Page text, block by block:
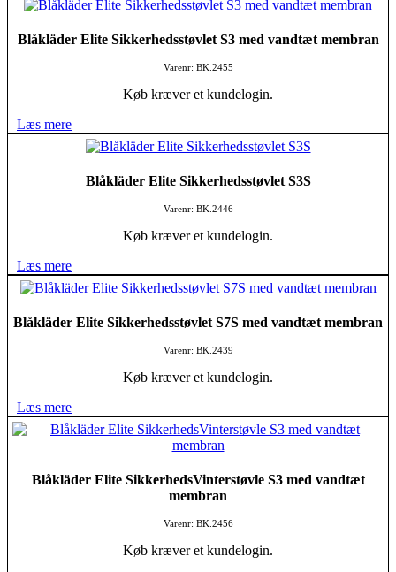
Blåkläder Elite Sikkerhedsstøvlet S3 med vandtæt membran
Varenr: BK.2455
Køb kræver et kundelogin.
Læs mere
Blåkläder Elite Sikkerhedsstøvlet S3S
Varenr: BK.2446
Køb kræver et kundelogin.
Læs mere
Blåkläder Elite Sikkerhedsstøvlet S7S med vandtæt membran
Varenr: BK.2439
Køb kræver et kundelogin.
Læs mere
Blåkläder Elite SikkerhedsVinterstøvle S3 med vandtæt
membran
Varenr: BK.2456
Køb kræver et kundelogin.